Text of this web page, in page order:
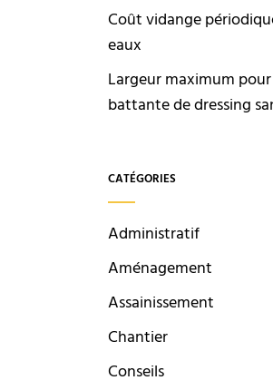
Coût vidange
eaux
Largeur maximum
battante de dressing
CATÉGORIES
Administratif
Aménagement
Assainissement
Chantier
Conseils